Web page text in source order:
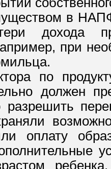
в НАПФ
дохода
при
по
должен
оплату